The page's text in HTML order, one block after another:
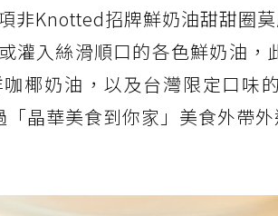
非Knotted招牌鮮奶油甜甜圈
灌入絲滑順口的各色鮮奶油，
椰奶油，以及台灣限定口味
晶華美食到你家」美食外帶外